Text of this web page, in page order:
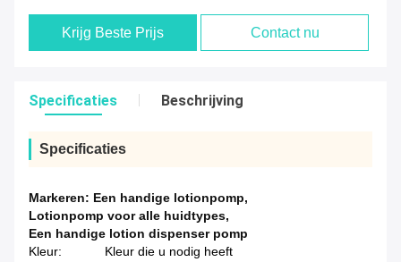
Krijg Beste Prijs Contact nu
Specificaties Beschrijving
Specificaties
Markeren: Een handige lotionpomp,
Lotionpomp voor alle huidtypes,
Een handige lotion dispenser pomp
Kleur:
Kleur die u nodig heeft